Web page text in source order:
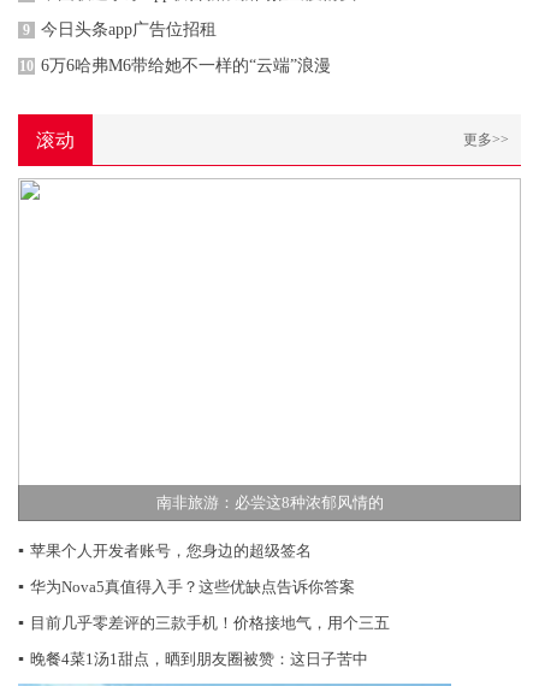
9 今日头条app广告位招租
10 6万6哈弗M6带给她不一样的“云端”浪漫
滚动 更多>>
南非旅游：必尝这8种浓郁风情的
▪ 苹果个人开发者账号，您身边的超级签名
▪ 华为Nova5真值得入手？这些优缺点告诉你答案
▪ 目前几乎零差评的三款手机！价格接地气，用个三五
▪ 晚餐4菜1汤1甜点，晒到朋友圈被赞：这日子苦中